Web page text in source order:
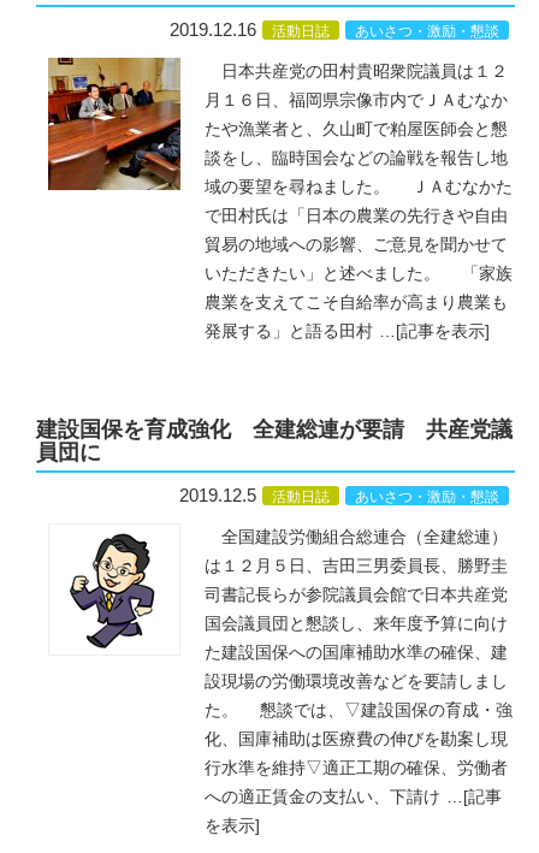
2019.12.16 活動日誌 あいさつ・激励・懇談
日本共産党の田村貴昭衆院議員は１２
月１６日、福岡県宗像市内でＪＡむなか
たや漁業者と、久山町で粕屋医師会と懇
談をし、臨時国会などの論戦を報告し地
域の要望を尋ねました。 ＪＡむなかた
で田村氏は「日本の農業の先行きや自由
貿易の地域への影響、ご意見を聞かせて
いただきたい」と述べました。 「家族
農業を支えてこそ自給率が高まり農業も
発展する」と語る田村 … [記事を表示]
建設国保を育成強化 全建総連が要請 共産党議
員団に
2019.12.5 活動日誌 あいさつ・激励・懇談
全国建設労働組合総連合（全建総連）
は１２月５日、吉田三男委員長、勝野圭
司書記長らが参院議員会館で日本共産党
国会議員団と懇談し、来年度予算に向け
た建設国保への国庫補助水準の確保、建
設現場の労働環境改善などを要請しまし
た。 懇談では、▽建設国保の育成・強
化、国庫補助は医療費の伸びを勘案し現
行水準を維持▽適正工期の確保、労働者
への適正賃金の支払い、下請け … [記事
を表示]